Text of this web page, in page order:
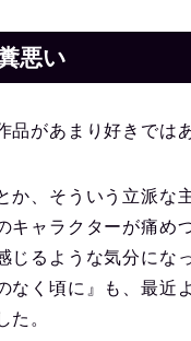
悪い
品があまり好きでは
か、そういう立派な
キャラクターが痛め
じるような気分にな
なく頃に』も、最近
た。